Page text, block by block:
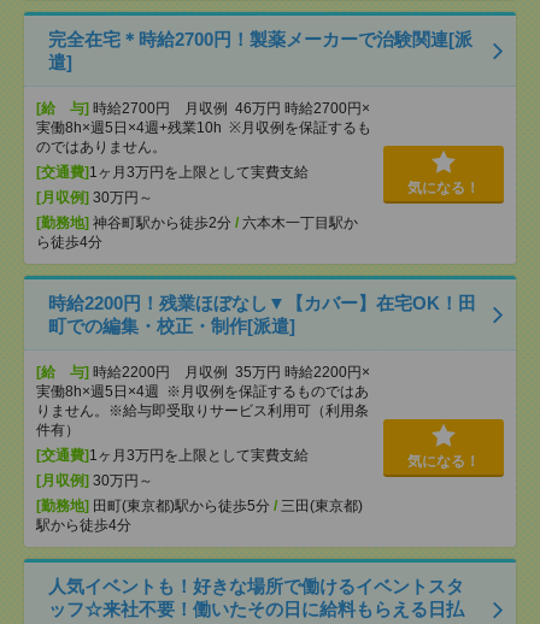
完全在宅＊時給2700円！製薬メーカーで治験関連[派
遣]
[給 与] 時給2700円 月収例 46万円 時給2700円×
実働8h×週5日×4週+残業10h ※月収例を保証するも
のではありません。
[交通費] 1ヶ月3万円を上限として実費支給
[月収例] 30万円～
[勤務地] 神谷町駅から徒歩2分 / 六本木一丁目駅か
ら徒歩4分
気になる！
時給2200円！残業ほぼなし▼【カバー】在宅OK！田
町での編集・校正・制作[派遣]
[給 与] 時給2200円 月収例 35万円 時給2200円×
実働8h×週5日×4週 ※月収例を保証するものではあ
りません。※給与即受取りサービス利用可（利用条
件有）
[交通費] 1ヶ月3万円を上限として実費支給
[月収例] 30万円～
[勤務地] 田町(東京都)駅から徒歩5分 / 三田(東京都)
駅から徒歩4分
気になる！
人気イベントも！好きな場所で働けるイベントスタ
ッフ☆来社不要！働いたその日に給料もらえる日払